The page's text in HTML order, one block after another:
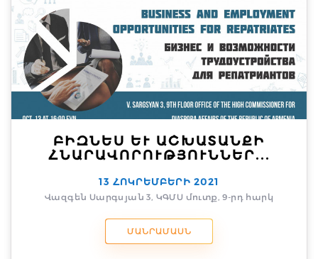
ԲԻԶՆԵՍ ԵՒ ԱՇԽԱՏԱՆՔԻ Հ
ՆԱՐԱՎՈՐՈՒԹՅՈՒՆՆԵՐ...
13 ՀՈԿՐԵՄԲԵՐԻ 2021
Վազգեն Սարգսյան 3, ԿԳՄՍ մուտք, 9-րդ հարկ
ՄԱՆՐԱՄԱՍՆ